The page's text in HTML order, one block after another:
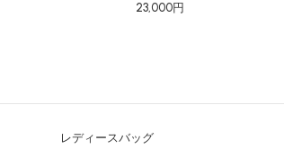
23,000円
レディースバッグ